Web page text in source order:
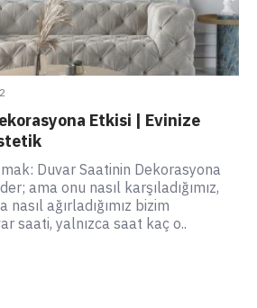
Etkisi | Evinize
Duvar Saatinin Dekorasyona
ama onu nasıl karşıladığımız,
ağırladığımız bizim
saati, yalnızca saat kaç o..